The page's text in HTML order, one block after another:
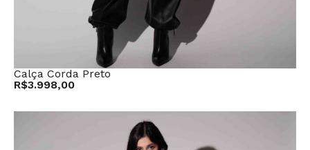
Calça Corda Preto
R$3.998,00